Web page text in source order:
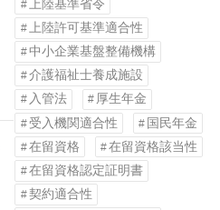
上陸基準省令
上陸許可基準適合性
中小企業基盤整備機構
介護福祉士養成施設
入管法
厚生年金
受入機関適合性
国民年金
在留資格
在留資格該当性
在留資格認定証明書
契約適合性